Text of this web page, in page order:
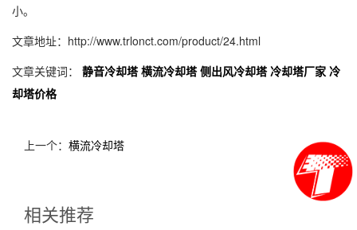
小。
文章地址：http://www.trlonct.com/product/24.html
文章关键词：
静音冷却塔横流冷却塔侧出风冷却塔冷却塔厂家 冷
却塔价格
上一个： 横流冷却塔
相关推荐